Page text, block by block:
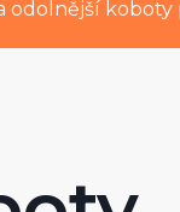
odolnější koboty